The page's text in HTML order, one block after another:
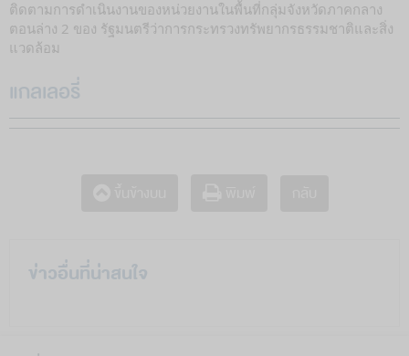
ติดตามการดำเนินงานของหน่วยงานในพื้นที่กลุ่มจังหวัดภาคกลาง
ตอนล่าง 2 ของ รัฐมนตรีว่าการกระทรวงทรัพยากรธรรมชาติและสิ่ง
แวดล้อม
แกลเลอรี่
ข่าวอื่นที่น่าสนใจ